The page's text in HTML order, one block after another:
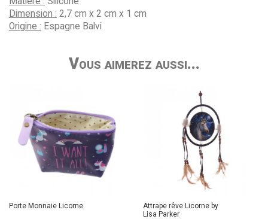
Dimension : 2,7 cm x 2 cm x 1 cm
Origine : Espagne Balvi
Vous aimerez aussi...
Porte Monnaie Licorne
Attrape rêve Licorne by
Lisa Parker